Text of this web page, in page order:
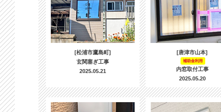
[松浦市鷹島町]
玄関塞ぎ工事
2025.05.21
[唐津市山本]
補助金利用
内窓取付工事
2025.05.20